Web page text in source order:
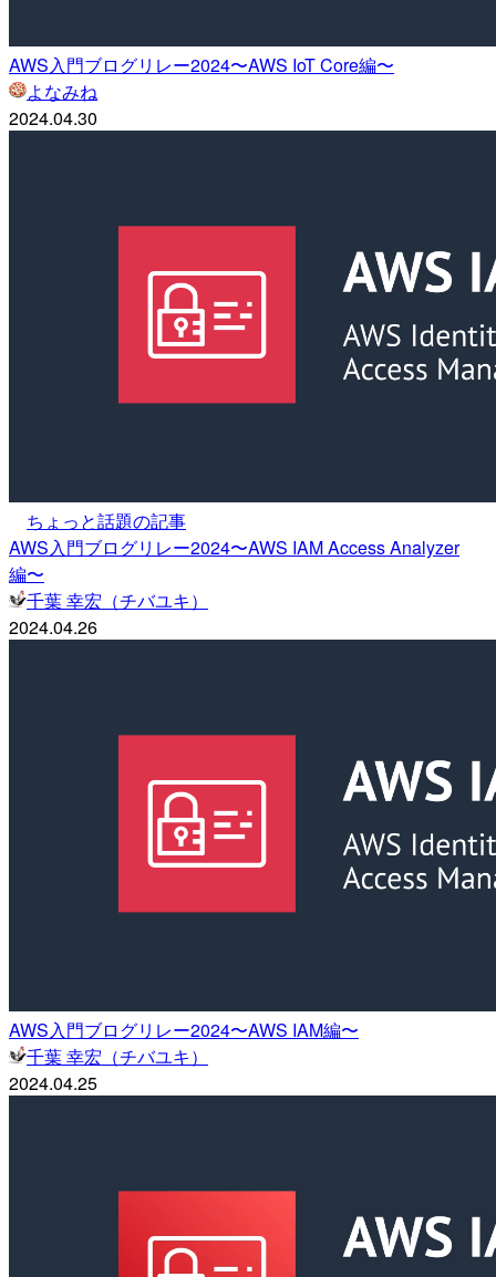
AWS入門ブログリレー2024〜AWS IoT Core編〜
よなみね
2024.04.30
ちょっと話題の記事
AWS入門ブログリレー2024〜AWS IAM Access Analyzer
編〜
千葉 幸宏（チバユキ）
2024.04.26
AWS入門ブログリレー2024〜AWS IAM編〜
千葉 幸宏（チバユキ）
2024.04.25